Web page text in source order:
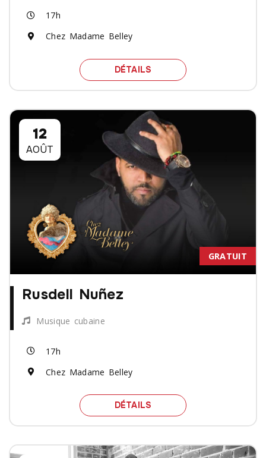
17h
Chez Madame Belley
DÉTAILS SPECTACLE SOPHIE
12
AOÛT
GRATUIT
Rusdell Nuñez
Musique cubaine
17h
Chez Madame Belley
DÉTAILS SPECTACLE RUSDELL